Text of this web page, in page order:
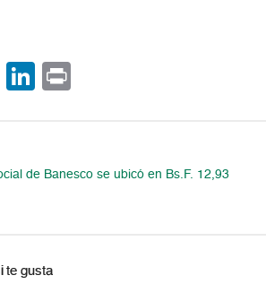
Facebook
LinkedIn
de Banesco se ubicó en Bs.F. 12,93
te gusta